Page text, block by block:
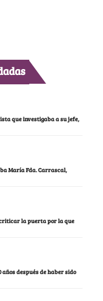
que investigaba a su jefe,
María Fda. Carrascal,
la puerta por la que
después de haber sido